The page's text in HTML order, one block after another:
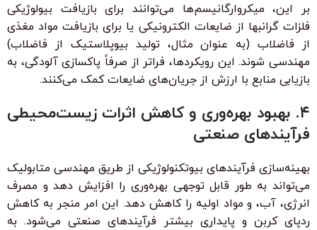
بر این، میکروارگانیسم‌ها می‌توانند برای بازیافت بیولوژیکی
فلزات گرانبها از ضایعات الکترونیکی یا برای بازیافت مواد مغذی
از فاضلاب (به عنوان مثال، تولید بیوپلاستیک از فاضلاب)
مهندسی شوند. این رویکردها، فراتر از صرفاً پاکسازی آلودگی، به
بازیابی منابع با ارزش از جریان‌های ضایعات کمک می‌کنند.
۴. بهبود بهره‌وری و کاهش اثرات زیست‌محیطی
فرآیندهای صنعتی
بهینه‌سازی فرآیندهای بیوتکنولوژیکی از طریق مهندسی متابولیک
می‌تواند به طور قابل توجهی بهره‌وری را افزایش دهد و مصرف
انرژی، آب، و مواد اولیه را کاهش دهد. این امر منجر به کاهش
ردپای کربن و پایداری بیشتر فرآیندهای صنعتی می‌شود. به